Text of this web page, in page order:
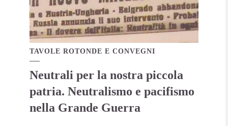
TAVOLE ROTONDE E CONVEGNI
Neutrali per la nostra piccola
patria. Neutralismo e pacifismo
nella Grande Guerra